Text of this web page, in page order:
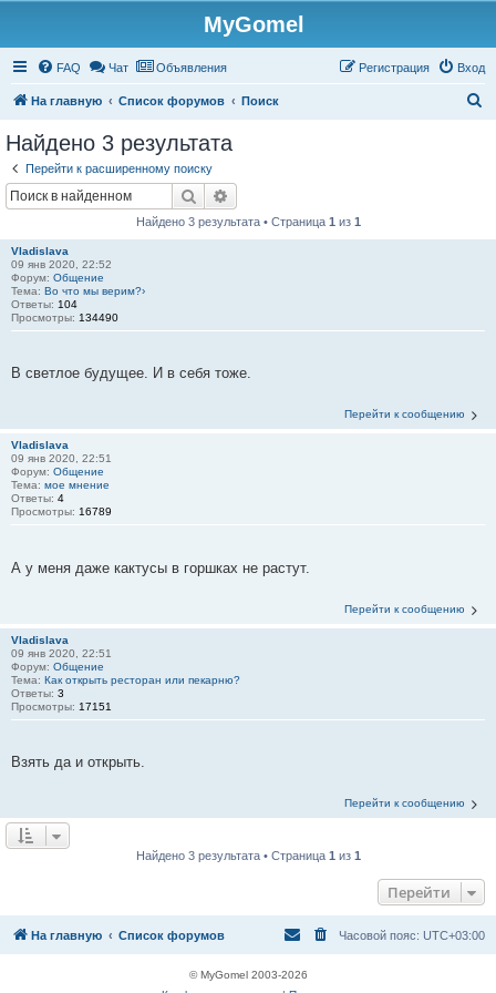
MyGomel
FAQ Чат Объявления Вход
Регистрация
На главную Список форумов Поиск
Найдено 3 результата
Перейти к расширенному поиску
Поиск
Найдено 3 результата • Страница 1 из 1
Vladislava
09 янв 2020, 22:52
Форум: Общение
Тема: Во что мы верим?›
Ответы: 104
Просмотры: 134490
В светлое будущее. И в себя тоже.
Перейти к сообщению
Vladislava
09 янв 2020, 22:51
Форум: Общение
Тема: мое мнение
Ответы: 4
Просмотры: 16789
А у меня даже кактусы в горшках не растут.
Перейти к сообщению
Vladislava
09 янв 2020, 22:51
Форум: Общение
Тема: Как открыть ресторан или пекарню?
Ответы: 3
Просмотры: 17151
Взять да и открыть.
Перейти к сообщению
Найдено 3 результата • Страница 1 из 1
Перейти
На главную Список форумов Часовой пояс: UTC+03:00
© MyGomel 2003-2026